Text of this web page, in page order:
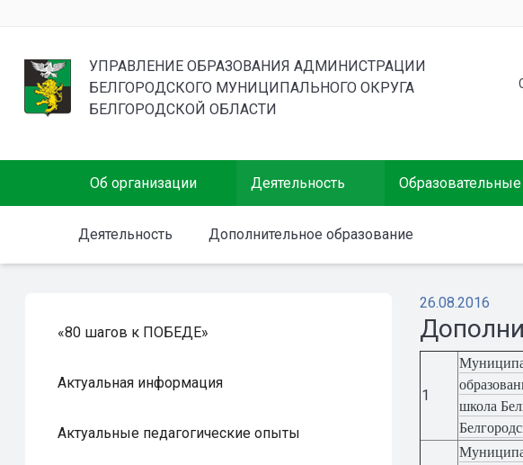
УПРАВЛЕНИЕ ОБРАЗОВАНИЯ АДМИНИСТРАЦИИ
БЕЛГОРОДСКОГО МУНИЦИПАЛЬНОГО ОКРУГА
БЕЛГОРОДСКОЙ ОБЛАСТИ
Об организации Деятельность
Деятельность Дополнительное образование
«80 шагов к ПОБЕДЕ»
Актуальная информация
Актуальные педагогические опыты
26.08.2016
1
школа